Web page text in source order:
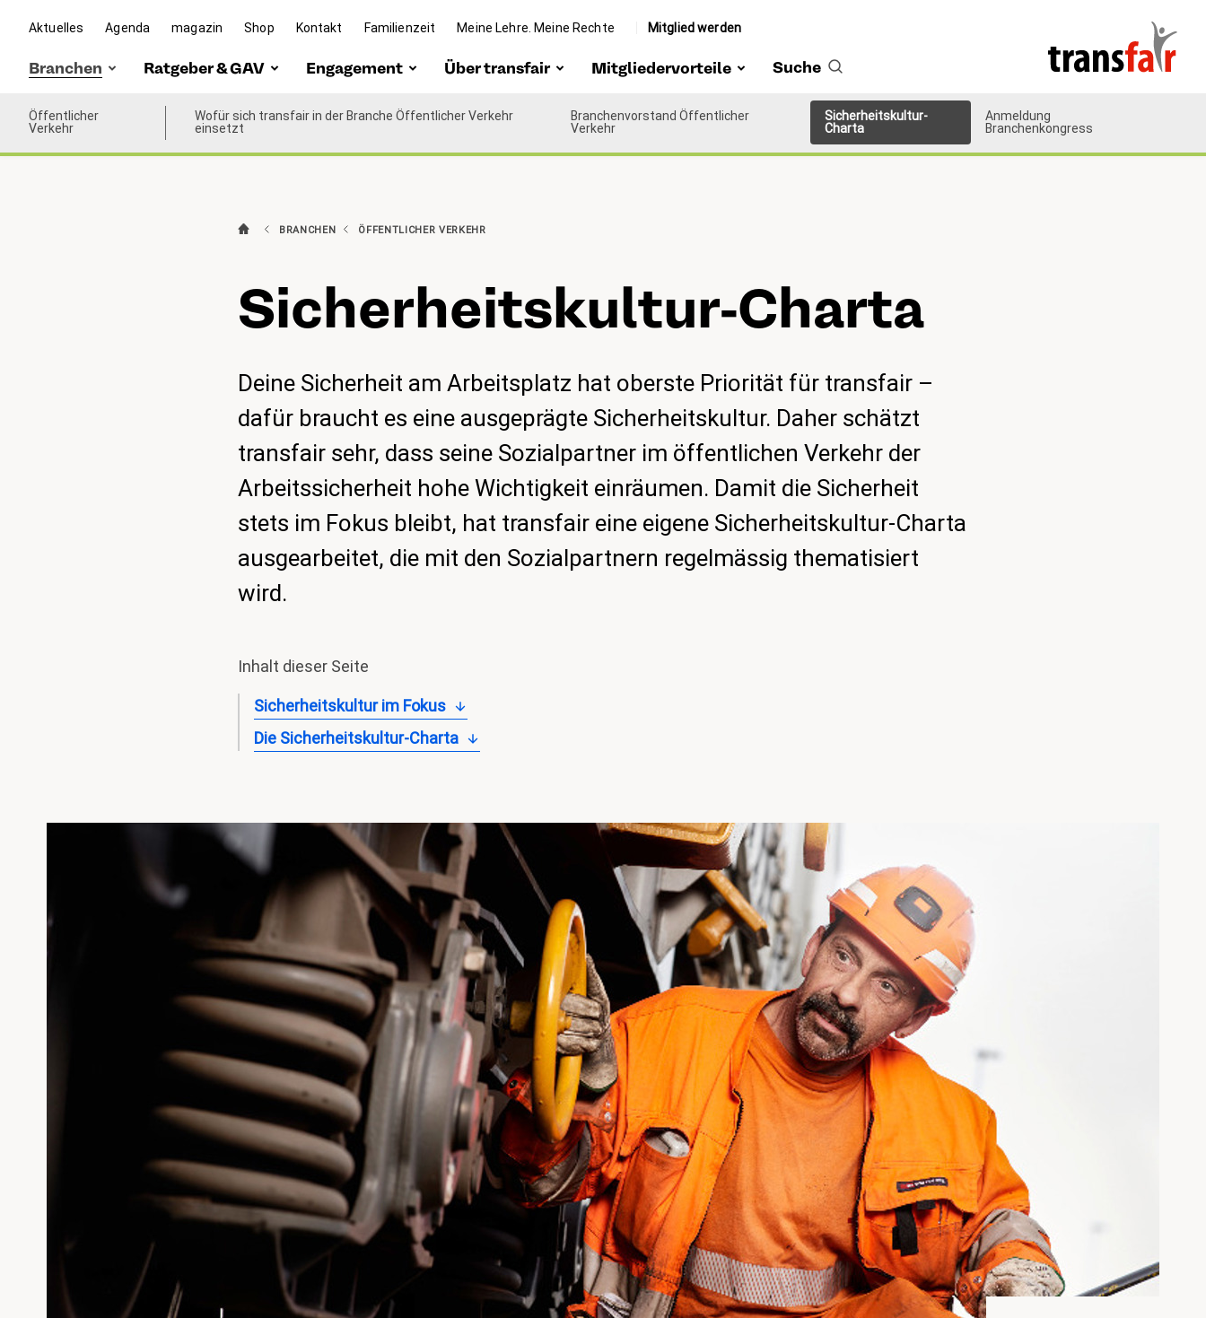
ChartaAktuelles Agenda magazin Shop Kontakt Familienzeit Meine Lehre. Meine Rechte Mitglied werden
Branchen (aktiv)
Post/Logistik
ICT
Ratgeber & GAV
Ratgeber
GAV
Engagement
Familienzeit
Vision & Mission
Brücke Le Pont
Über transfair
Portrait
Organe
Mitgliedervorteile
Vergünstigungen
Rechtsschutz
Interessensvertretung
Community
Suche
Öffentlicher
Verkehr
Wofür sich transfair in der Branche Öffentlicher Verkehr
einsetzt
Branchenvorstand Öffentlicher
Verkehr
Sicherheitskultur-
Charta(aktiv)
Anmeldung
Branchenkongress
BRANCHEN ÖFFENTLICHER VERKEHR
Si­cher­heits­kul­tur-Char­ta
Deine Sicherheit am Arbeitsplatz hat oberste Priorität für transfair –
dafür braucht es eine ausgeprägte Sicherheitskultur. Daher schätzt
transfair sehr, dass seine Sozialpartner im öffentlichen Verkehr der
Arbeitssicherheit hohe Wichtigkeit einräumen. Damit die Sicherheit
stets im Fokus bleibt, hat transfair eine eigene Sicherheitskultur-Charta
ausgearbeitet, die mit den Sozialpartnern regelmässig thematisiert
wird.
Inhalt dieser Seite
Sicherheitskultur im Fokus
Die Sicherheitskultur-Charta